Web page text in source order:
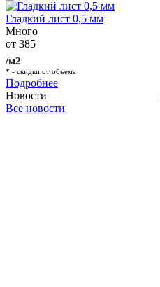
Гладкий лист 0,5 мм
Много
от 385
/м2
* - скидки от объема
Подробнее
Новости
Все новости